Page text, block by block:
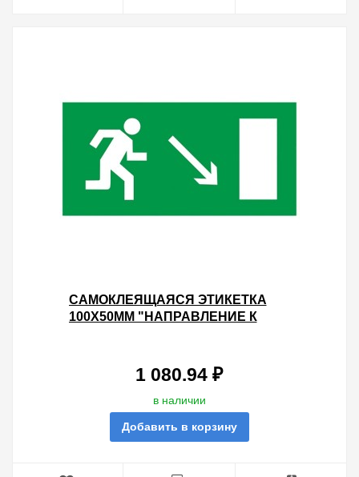
САМОКЛЕЯЩАЯСЯ ЭТИКЕТКА
100Х50ММ "НАПРАВЛЕНИЕ К
1 080.94 ₽
в наличии
Добавить в корзину